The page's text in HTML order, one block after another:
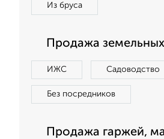
Из бруса
Продажа земельных
ИЖС Садоводство
Без посредников
Продажа гаржей,